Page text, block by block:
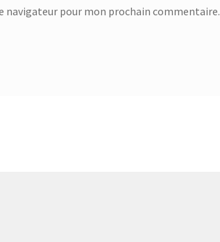
pour mon prochain commentaire.